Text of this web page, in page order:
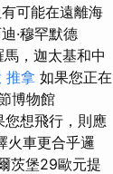
可能在遠離海
·穆罕默德
，迦太基和中
推拿 如果您正在
博物館
您想飛行，則應
火車更合乎邏
茨堡29歐元提